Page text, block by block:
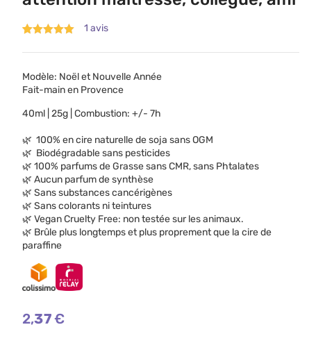
sur 5 basé
client
1
Modèle: Noël et Nouvelle Année
Fait-main en Provence
40ml | 25g | Combustion: +/- 7h
🌿 100% en cire naturelle de soja sans OGM
🌿 Biodégradable sans pesticides
🌿 100% parfums de Grasse sans CMR, sans Phtalates
🌿 Aucun parfum de synthèse
🌿 Sans substances cancérigènes
🌿 Sans colorants ni teintures
🌿 Vegan Cruelty Free: non testée sur les animaux.
🌿 Brûle plus longtemps et plus proprement que la cire de
paraffine
2,37€